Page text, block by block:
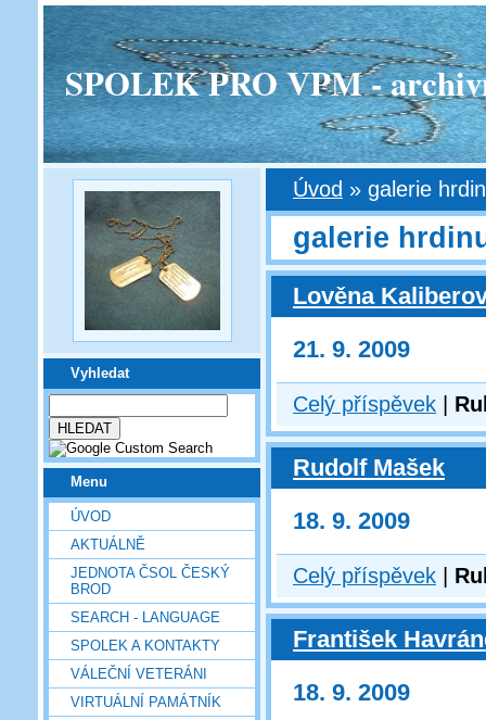
SPOLEK PRO VPM -
Vyhledat
Menu
ÚVOD
AKTUÁLNĚ
JEDNOTA ČSOL ČESKÝ
BROD
SEARCH - LANGUAGE
SPOLEK A KONTAKTY
VÁLEČNÍ VETERÁNI
VIRTUÁLNÍ PAMÁTNÍK
Úvod » galerie
galerie
Lověna
21. 9. 2009
Celý příspěvek
Rudolf Mašek
18. 9. 2009
Celý příspěvek
František
18. 9. 2009